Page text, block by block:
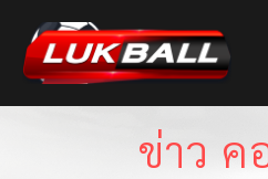
ข่าว ค